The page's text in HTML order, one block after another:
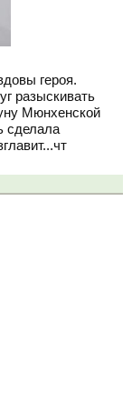
героя.
разыскивать
Мюнхенской
сделала